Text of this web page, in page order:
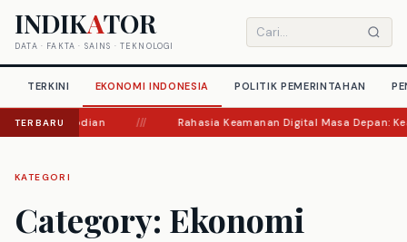
Langsung
ke
konten
INDIKATOR
DATA · FAKTA · SAINS · TEKNOLOGI
Cari
artikel
TERKINI EKONOMI INDONESIA POLITIK PEMERINTAHAN
TERBARU
Pengabdian Rahasia Keamanan Digital Masa Depan:
KATEGORI
Category: Ekonomi